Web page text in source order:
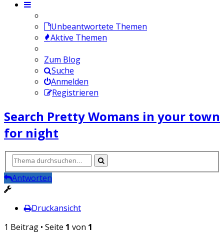
Unbeantwortete Themen
Aktive Themen
Zum Blog
Suche
Anmelden
Registrieren
Search Pretty Womans in your town
for night
Antworten
Druckansicht
1 Beitrag • Seite 1 von 1